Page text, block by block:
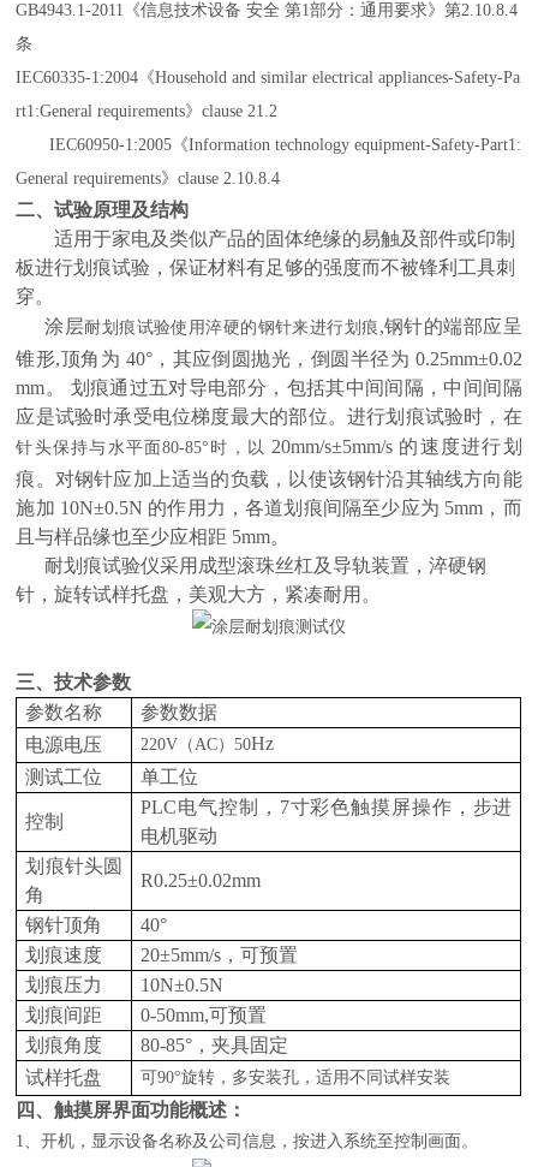
GB4943.1-2011 《信息技术设备 安全 第1部分：通用要求》第2.10.8.4
条
IEC60335-1:2004 《Household and similar electrical appliances-Safety-Pa
rt1:Generalrequirements》clause 21.2
IEC60950-1:2005《Information technology equipment-Safety-Part1:
Generalrequirements》clause2.10.8.4
二、试验原理及结构
适用于家电及类似产品的固体绝缘的易触及部件或印制
板进行划痕试验 ，保证材料有足够的强度而不被锋利工具刺
穿。
涂层耐划痕试验使用淬硬的钢针来进行划痕 ,钢针的端部应呈
锥形,顶角为 40°，其应倒圆抛光，倒圆半径为 0.25mm±0.02
mm。 划痕通过五对导电部分，包括其中间间隔，中间间隔
应是试验时承受电位梯度最大的部位。进行划痕试验时，在
针头保持与水平面80-85°时 ，以 20mm/s±5mm/s 的速度进行划
痕。对钢针应加上适当的负载，以使该钢针沿其轴线方向能
施加 10N±0.5N 的作用力，各道划痕间隔至少应为 5mm，而
且与样品缘也至少应相距 5mm。
耐划痕试验仪采用成型滚珠丝杠及导轨装置，淬硬钢
针，旋转试样托盘，美观大方，紧凑耐用。
三、技术参数
参数名称
参数数据
电源电压
220V （AC）50Hz
测试工位
单工位
控制
PLC电气控制，7寸彩色触摸屏操作，步进
电机驱动
划痕针头圆
角
R0.25±0.02mm
钢针顶角
40°
划痕速度
20±5mm/s，可预置
划痕压力
10N±0.5N
划痕间距
0-50mm,可预置
划痕角度
80-85°，夹具固定
试样托盘
可90°旋转，多安装孔，适用不同试样安装
四、触摸屏界面功能概述：
1、开机，显示设备名称及公司信息，按进入系统至控制画面。